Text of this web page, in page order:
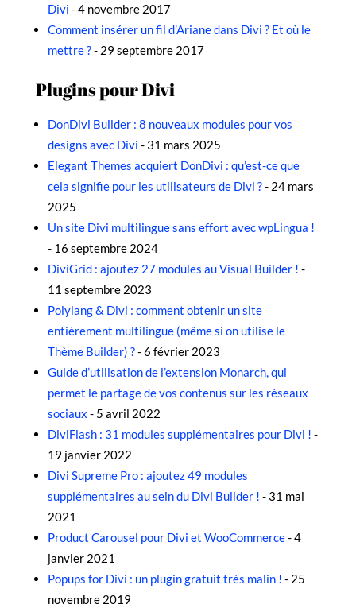
Divi - 4 novembre 2017
Comment insérer un fil d’Ariane dans Divi ? Et où le
mettre ?- 29 septembre 2017
Plugins pour Divi
DonDivi Builder : 8 nouveaux modules pour vos
designs avec Divi - 31 mars 2025
Elegant Themes acquiert DonDivi : qu’est-ce que
cela signifie pour les utilisateurs de Divi ?- 24 mars
2025
Un site Divi multilingue sans effort avec wpLingua !
- 16 septembre 2024
DiviGrid : ajoutez 27 modules au Visual Builder ! -
11 septembre 2023
Polylang & Divi : comment obtenir un site
entièrement multilingue (même si on utilise le
Thème Builder) ?- 6 février 2023
Guide d’utilisation de l’extension Monarch, qui
permet le partage de vos contenus sur les réseaux
sociaux - 5 avril 2022
DiviFlash : 31 modules supplémentaires pour Divi ! -
19 janvier 2022
Divi Supreme Pro : ajoutez 49 modules
supplémentaires au sein du Divi Builder ! - 31 mai
2021
Product Carousel pour Divi et WooCommerce- 4
janvier 2021
Popups for Divi : un plugin gratuit très malin ! - 25
novembre 2019